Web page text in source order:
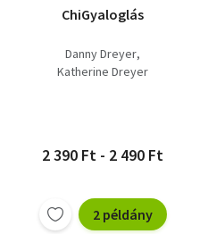
ChiGyaloglás
Danny Dreyer
Katherine Dreyer
2 390 Ft - 2 490 Ft
2 példány